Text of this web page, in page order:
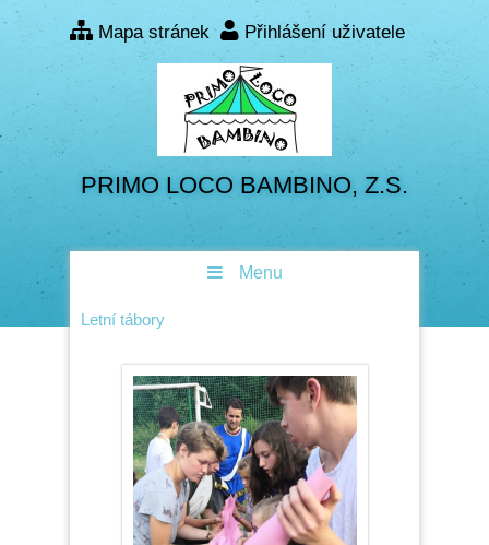
Mapa stránek Přihlášení uživatele
PRIMO LOCO BAMBINO, Z.S.
Menu
Letní tábory
KADOV 2025:
SVĚTATVŮRCI